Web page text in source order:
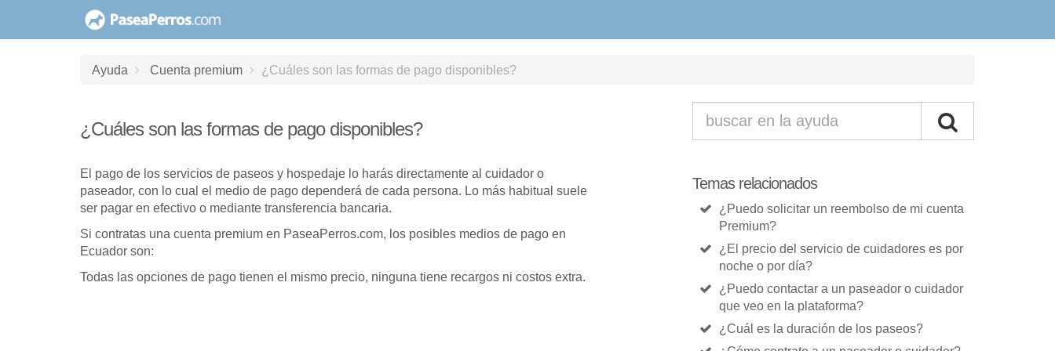
contenido
Ayuda Cuenta premium ¿Cuáles son las formas de pago disponibles?
¿Cuáles son las formas de pago disponibles?
El pago de los servicios de paseos y hospedaje lo harás directamente al cuidador o
paseador, con lo cual el medio de pago dependerá de cada persona. Lo más habitual suele
ser pagar en efectivo o mediante transferencia bancaria.
Si contratas una cuenta premium en PaseaPerros.com, los posibles medios de pago en
Ecuador son:
Todas las opciones de pago tienen el mismo precio, ninguna tiene recargos ni costos extra.
Temas relacionados
¿Puedo solicitar un reembolso de mi cuenta
Premium?
¿El precio del servicio de cuidadores es por
noche o por día?
¿Puedo contactar a un paseador o cuidador
que veo en la plataforma?
¿Cuál es la duración de los paseos?